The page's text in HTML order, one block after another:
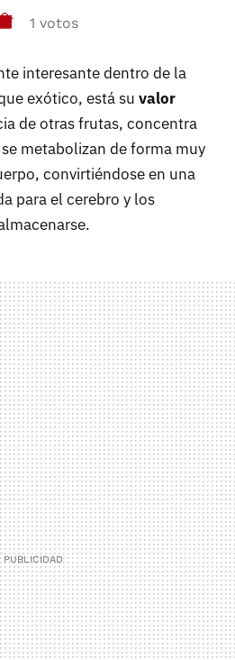
1 votos
interesante dentro de la
exótico, está su valor
de otras frutas, concentra
metabolizan de forma muy
convirtiéndose en una
para el cerebro y los